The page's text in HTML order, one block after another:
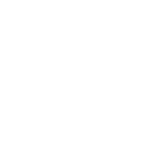
Sozialpädagoge mit